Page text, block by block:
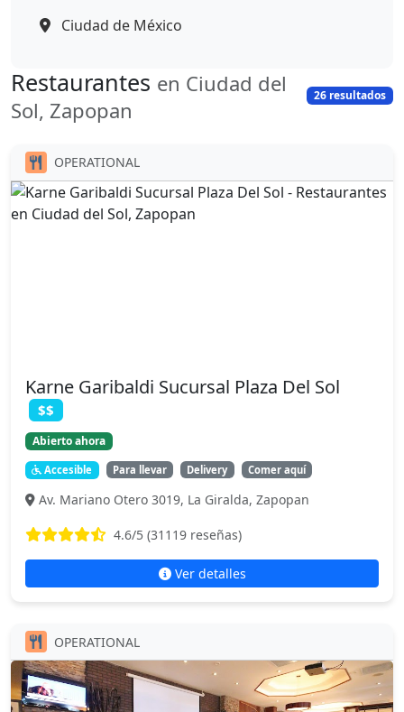
Ciudad de México
Restaurantes en Ciudad del
Sol, Zapopan
26 resultados
OPERATIONAL
Karne Garibaldi Sucursal Plaza Del Sol
$$
Abierto ahora
Accesible Para llevar Delivery Comer aquí
Av. Mariano Otero 3019, La Giralda, Zapopan
4.6/5 (31119 reseñas)
Ver detalles
OPERATIONAL